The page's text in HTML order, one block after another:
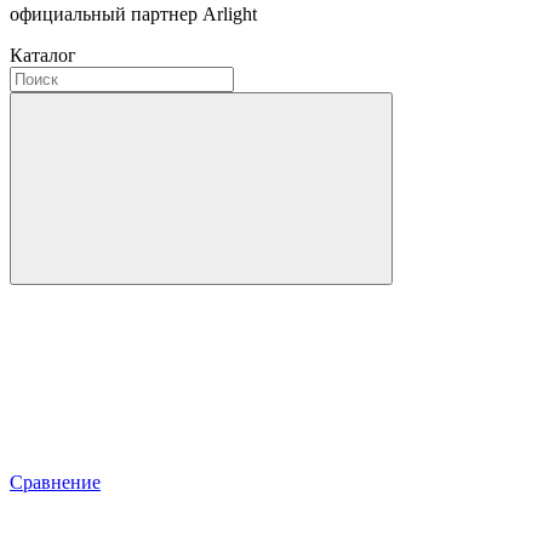
официальный партнер Arlight
Каталог
Сравнение